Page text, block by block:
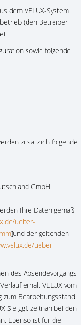
dem VELUX-System
(den Betreiber
sowie folgende
zusätzlich folgende
GmbH
Ihre Daten gemäß
ueber-
]und der geltenden
ueber-
des Absendevorgangs
erhält VELUX vom
zum Bearbeitungsstand
Sie ggf. zeitnah bei den
Ebenso ist für die